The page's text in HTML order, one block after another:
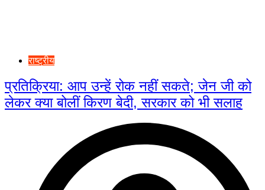
राष्ट्रीय
प्रतिक्रिया: आप उन्हें रोक नहीं सकते; जेन जी को
लेकर क्या बोलीं किरण बेदी, सरकार को भी सलाह